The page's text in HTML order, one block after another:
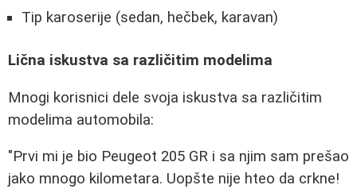
Tip karoserije (sedan, hečbek, karavan)
Lična iskustva sa različitim modelima
Mnogi korisnici dele svoja iskustva sa različitim
modelima automobila:
"Prvi mi je bio Peugeot 205 GR i sa njim sam prešao
jako mnogo kilometara. Uopšte nije hteo da crkne!